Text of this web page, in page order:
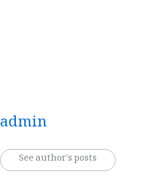
admin
See author's posts